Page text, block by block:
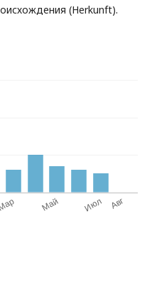
(Herkunft).